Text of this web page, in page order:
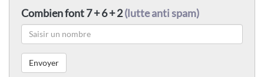
Combien font 7 + 6 + 2(lutte anti spam)